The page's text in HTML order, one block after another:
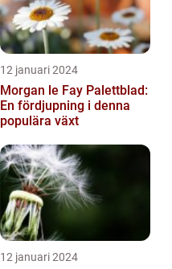
12 januari 2024
Morgan le Fay Palettblad:
En fördjupning i denna
populära växt
12 januari 2024